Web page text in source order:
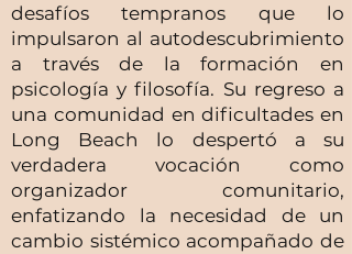
desafíos tempranos que lo
impulsaron al autodescubrimiento
a través de la formación en
psicología y filosofía. Su regreso a
una comunidad en dificultades en
Long Beach lo despertó a su
verdadera vocación como
organizador comunitario,
enfatizando la necesidad de un
cambio sistémico acompañado de